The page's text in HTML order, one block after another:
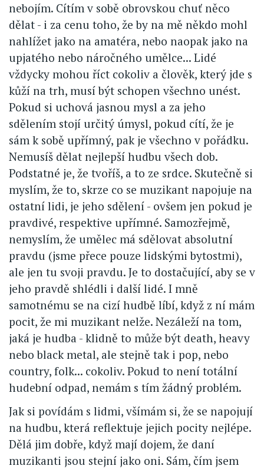
nebojím. Cítím v sobě obrovskou chuť něco
dělat - i za cenu toho, že by na mě někdo mohl
nahlížet jako na amatéra, nebo naopak jako na
upjatého nebo náročného umělce... Lidé
vždycky mohou říct cokoliv a člověk, který jde s
kůží na trh, musí být schopen všechno unést.
Pokud si uchová jasnou mysl a za jeho
sdělením stojí určitý úmysl, pokud cítí, že je
sám k sobě upřímný, pak je všechno v pořádku.
Nemusíš dělat nejlepší hudbu všech dob.
Podstatné je, že tvoříš, a to ze srdce. Skutečně si
myslím, že to, skrze co se muzikant napojuje na
ostatní lidi, je jeho sdělení - ovšem jen pokud je
pravdivé, respektive upřímné. Samozřejmě,
nemyslím, že umělec má sdělovat absolutní
pravdu (jsme přece pouze lidskými bytostmi),
ale jen tu svoji pravdu. Je to dostačující, aby se v
jeho pravdě shlédli i další lidé. I mně
samotnému se na cizí hudbě líbí, když z ní mám
pocit, že mi muzikant nelže. Nezáleží na tom,
jaká je hudba - klidně to může být death, heavy
nebo black metal, ale stejně tak i pop, nebo
country, folk... cokoliv. Pokud to není totální
hudební odpad, nemám s tím žádný problém.
Jak si povídám s lidmi, všímám si, že se napojují
na hudbu, která reflektuje jejich pocity nejlépe.
Dělá jim dobře, když mají dojem, že daní
muzikanti jsou stejní jako oni. Sám, čím jsem